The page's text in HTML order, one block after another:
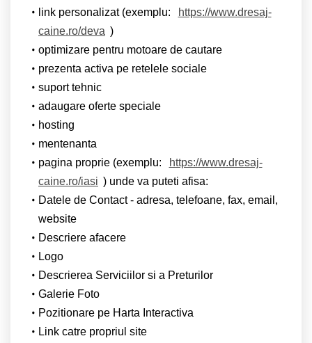
link personalizat (exemplu:
https://www.dresaj-
caine.ro/deva )
optimizare pentru motoare de cautare
prezenta activa pe retelele sociale
suport tehnic
adaugare oferte speciale
hosting
mentenanta
pagina proprie (exemplu:
https://www.dresaj-
caine.ro/iasi ) unde va puteti afisa:
Datele de Contact - adresa, telefoane, fax, email,
website
Descriere afacere
Logo
Descrierea Serviciilor si a Preturilor
Galerie Foto
Pozitionare pe Harta Interactiva
Link catre propriul site